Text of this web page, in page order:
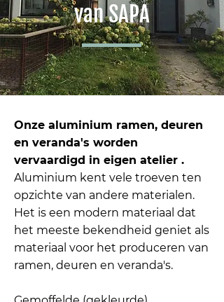
van SAPA
Onze aluminium ramen, deuren
en veranda's worden
vervaardigd in eigen atelier .
Aluminium kent vele troeven ten
opzichte van andere materialen.
Het is een modern materiaal dat
het meeste bekendheid geniet als
materiaal voor het produceren van
ramen, deuren en veranda's.